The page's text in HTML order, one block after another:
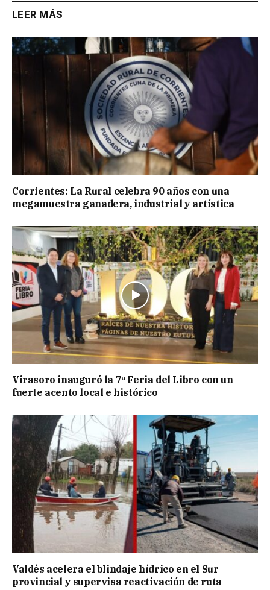
LEER MÁS
Corrientes: La Rural celebra 90 años con una
megamuestra ganadera, industrial y artística
Virasoro inauguró la 7ª Feria del Libro con un
fuerte acento local e histórico
Valdés acelera el blindaje hídrico en el Sur
provincial y supervisa reactivación de ruta